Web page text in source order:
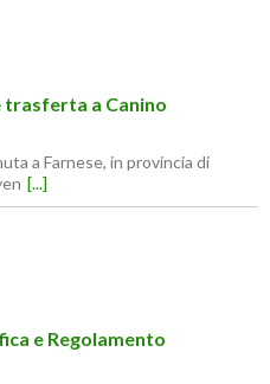
trasferta a Canino
a Farnese, in provincia di
[...]
e Regolamento